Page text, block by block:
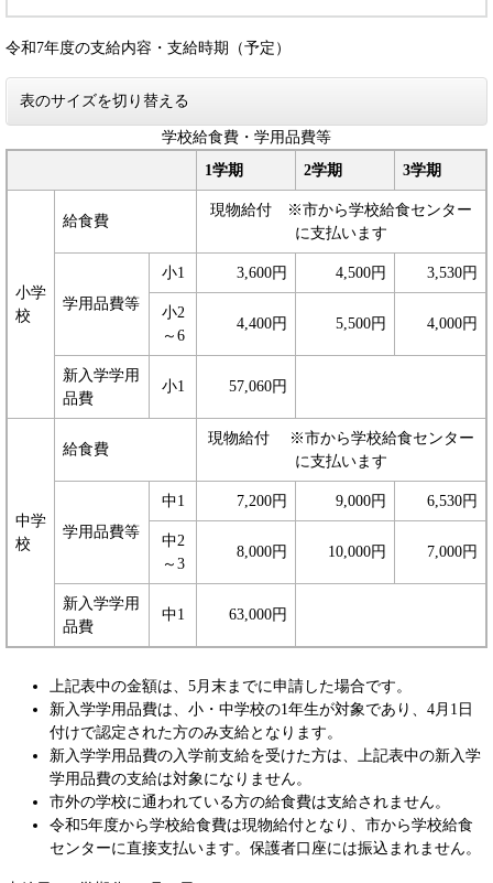
令和7年度の支給内容・支給時期（予定）
表のサイズを切り替える
学校給食費・学用品費等
1学期
2学期 3学期
小学
校
給食費
現物給付 ※市から学校給食センター
に支払います
学用品費等
小1 3,600円 4,500円 3,530円
小2
～6
4,400円 5,500円 4,000円
新入学学用
品費
小1 57,060円
中学
校
給食費
現物給付 ※市から学校給食センター
に支払います
学用品費等
中1 7,200円 9,000円 6,530円
中2
～3
8,000円 10,000円 7,000円
新入学学用
品費
中1 63,000円
上記表中の金額は、5月末までに申請した場合です。
新入学学用品費は、小・中学校の1年生が対象であり、4月1日
付けで認定された方のみ支給となります。
新入学学用品費の入学前支給を受けた方は、上記表中の新入学
学用品費の支給は対象になりません。
市外の学校に通われている方の給食費は支給されません。
令和5年度から学校給食費は現物給付となり、市から学校給食
センターに直接支払います。保護者口座には振込まれません。